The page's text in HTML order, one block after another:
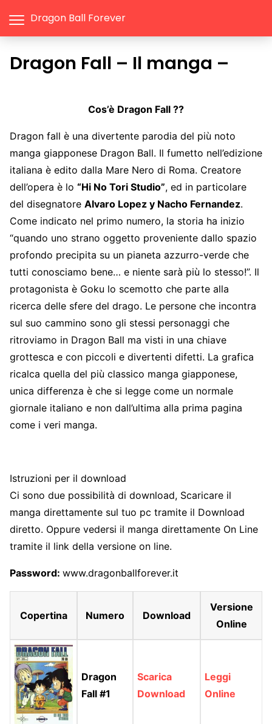
Dragon Ball Forever
Dragon Fall – Il manga –
Cos’è Dragon Fall ??
Dragon fall è una divertente parodia del più noto
manga giapponese Dragon Ball. Il fumetto nell’edizione
italiana è edito dalla Mare Nero di Roma. Creatore
dell’opera è lo “Hi No Tori Studio”, ed in particolare
del disegnatore Alvaro Lopez y Nacho Fernandez.
Come indicato nel primo numero, la storia ha inizio
“quando uno strano oggetto proveniente dallo spazio
profondo precipita su un pianeta azzurro-verde che
tutti conosciamo bene… e niente sarà più lo stesso!”. Il
protagonista è Goku lo scemotto che parte alla
ricerca delle sfere del drago. Le persone che incontra
sul suo cammino sono gli stessi personaggi che
ritroviamo in Dragon Ball ma visti in una chiave
grottesca e con piccoli e divertenti difetti. La grafica
ricalca quella del più classico manga giapponese,
unica differenza è che si legge come un normale
giornale italiano e non dall’ultima alla prima pagina
come i veri manga.
Istruzioni per il download
Ci sono due possibilità di download, Scaricare il
manga direttamente sul tuo pc tramite il Download
diretto. Oppure vedersi il manga direttamente On Line
tramite il link della versione on line.
Password: www.dragonballforever.it
Copertina Numero Download
Versione
Online
Dragon
Fall #1
Scarica
Download
Leggi
Online